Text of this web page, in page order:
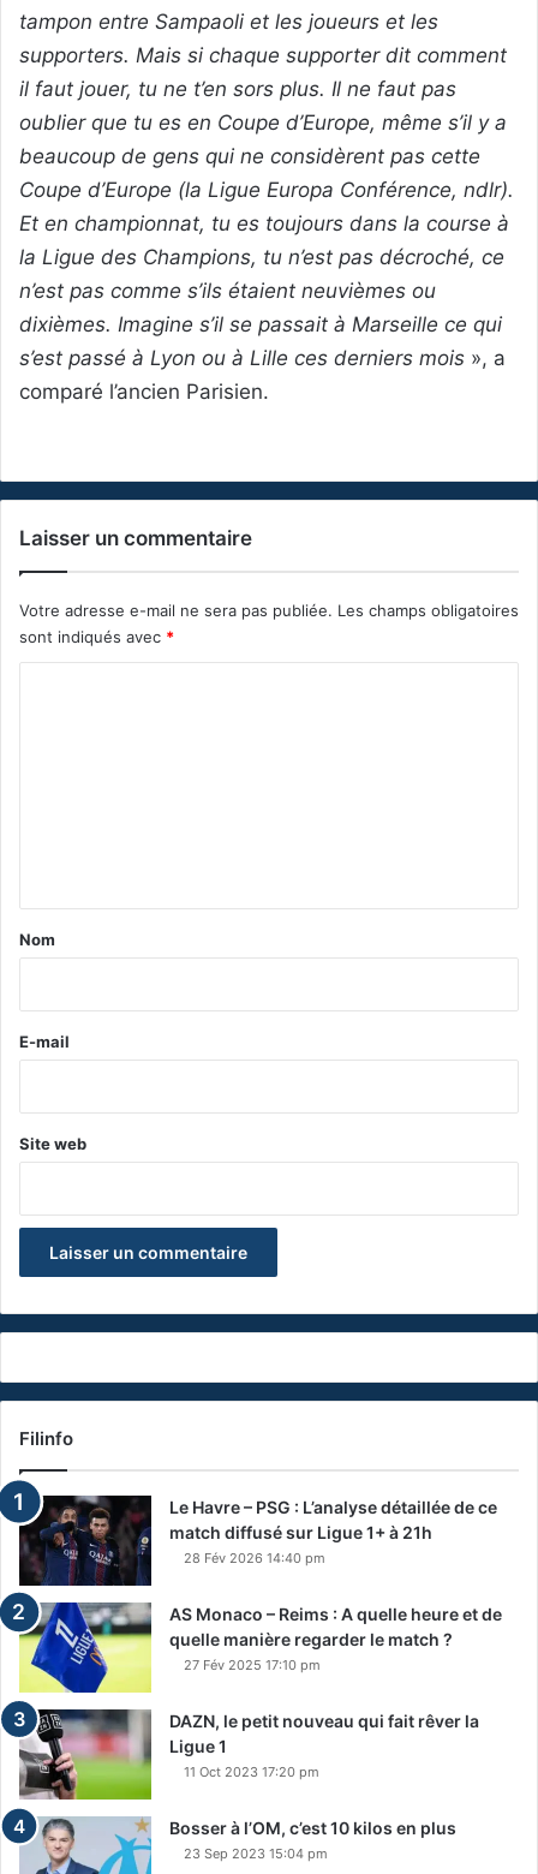
tampon entre Sampaoli et les joueurs et les
supporters. Mais si chaque supporter dit comment
il faut jouer, tu ne t’en sors plus. Il ne faut pas
oublier que tu es en Coupe d’Europe, même s’il y a
beaucoup de gens qui ne considèrent pas cette
Coupe d’Europe (la Ligue Europa Conférence, ndlr).
Et en championnat, tu es toujours dans la course à
la Ligue des Champions, tu n’est pas décroché, ce
n’est pas comme s’ils étaient neuvièmes ou
dixièmes. Imagine s’il se passait à Marseille ce qui
s’est passé à Lyon ou à Lille ces derniers mois », a
comparé l’ancien Parisien.
Laisser un commentaire
Votre adresse e-mail ne sera pas publiée. Les champs obligatoires
sont indiqués avec *
a
e
Nom
E-mail
Site web
Filinfo
Le Havre – PSG : L’analyse détaillée de ce
match diffusé sur Ligue 1+ à 21h
28 Fév 2026 14:40 pm
AS Monaco – Reims : A quelle heure et de
quelle manière regarder le match ?
27 Fév 2025 17:10 pm
DAZN, le petit nouveau qui fait rêver la
Ligue 1
11 Oct 2023 17:20 pm
Bosser à l’OM, c’est 10 kilos en plus
23 Sep 2023 15:04 pm